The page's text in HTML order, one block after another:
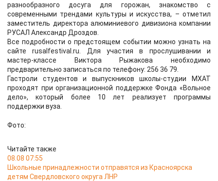
разнообразного досуга для горожан, знакомство с
современными трендами культуры и искусства, – отметил
заместитель директора алюминиевого дивизиона компании
РУСАЛ Александр Дроздов.
Все подробности о предстоящем событии можно узнать на
сайте rusalfestival.ru. Для участия в прослушивании и
мастер-классе Виктора Рыжакова необходимо
предварительно записаться по телефону: 256 36 79.
Гастроли студентов и выпускников школы-студии МХАТ
проходят при организационной поддержке Фонда «Вольное
дело», который более 10 лет реализует программы
поддержки вуза.
Фото:
Читайте также
08.08 07:55
Школьные принадлежности отправятся из Красноярска
детям Свердловского округа ЛНР